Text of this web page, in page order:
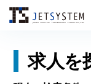
content
求人を